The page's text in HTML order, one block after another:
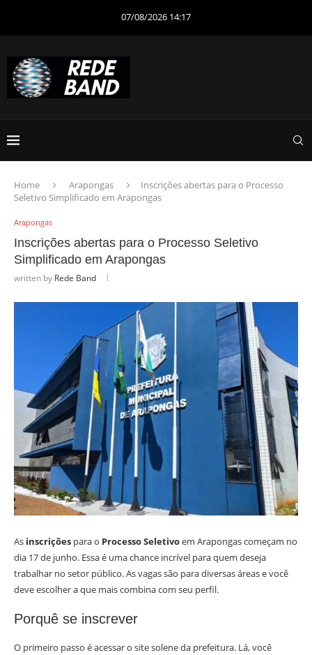
07/08/2026 14:17
Home Arapongas
Inscrições abertas para o Processo
Seletivo Simplificado em Arapongas
Arapongas
Inscrições abertas para o Processo Seletivo
Simplificado em Arapongas
written by Rede Band
As inscrições para o Processo Seletivoem Arapongas começam no
dia 17 de junho. Essa é uma chance incrível para quem deseja
trabalhar no setor público. As vagas são para diversas áreas e você
deve escolher a que mais combina com seu perfil.
Porquê se inscrever
O primeiro passo é acessar o site solene da prefeitura. Lá, você